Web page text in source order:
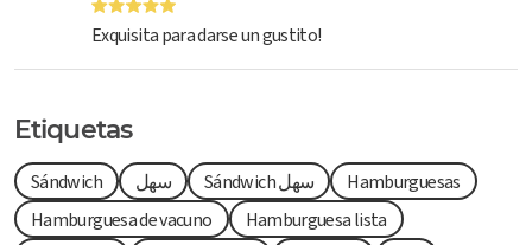
Exquisita para darse un gustito!
Etiquetas
Sándwich سهل Sándwich سهل
Hamburguesas
Hamburguesa de vacuno
Hamburguesa lista